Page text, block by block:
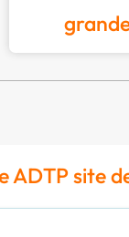
ADTP site